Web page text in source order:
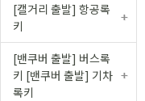
[캘거리 출발] 항공록
키
[밴쿠버 출발] 버스록
키 [밴쿠버 출발] 기차
록키